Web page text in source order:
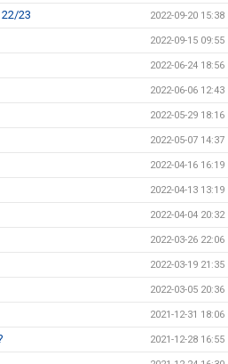
23 2022-09-20 15:38
2022-09-15 09:55
2022-06-24 18:56
2022-06-06 12:43
2022-05-29 18:16
2022-05-07 14:37
2022-04-16 16:19
2022-04-13 13:19
2022-04-04 20:32
2022-03-26 22:06
2022-03-19 21:35
2022-03-05 20:36
2021-12-31 18:06
2021-12-28 16:55